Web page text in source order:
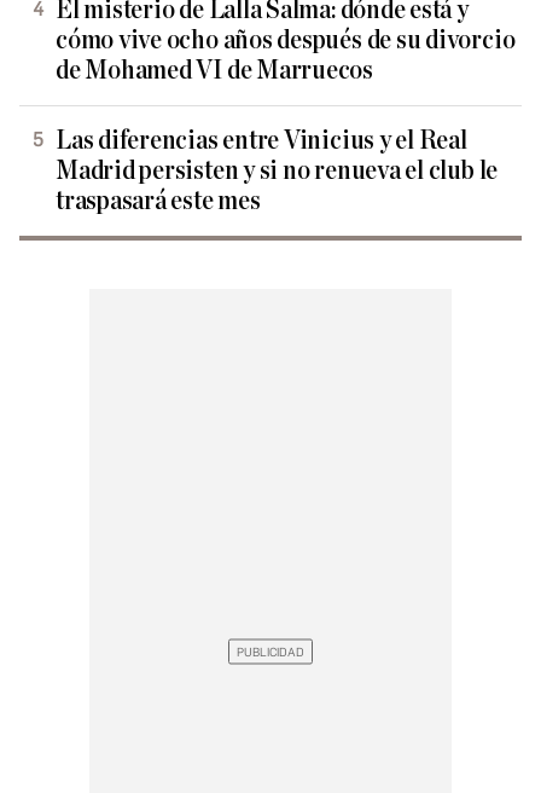
El misterio de Lalla Salma: dónde está y
cómo vive ocho años después de su divorcio
de Mohamed VI de Marruecos
Las diferencias entre Vinicius y el Real
Madrid persisten y si no renueva el club le
traspasará este mes